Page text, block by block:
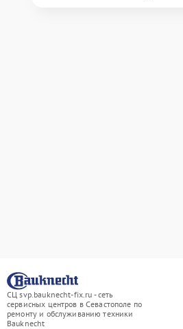
СЦ svp.bauknecht-fix.ru - сеть
сервисных центров в Севастополе по
ремонту и обслуживанию техники
Bauknecht